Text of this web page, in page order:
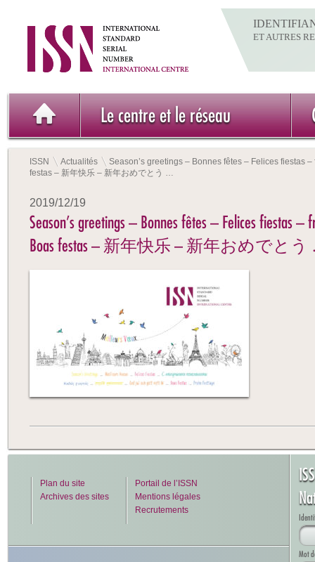
ET AUTRES
Le centre et le réseau
ISSN Actualités
Season’s greetings – Bonnes fêtes – Felices fiestas
festas – 新年快乐 – 新年おめでとう …
2019/12/19
Season’s greetings – Bonnes fêtes – Felices fiestas –
Boas festas – 新年快乐 – 新年おめでと
Plan du site
Archives des sites
Portail de l’ISSN
Mentions légales
Recrutements
Mot